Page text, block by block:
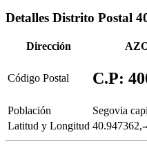
Detalles Distrito Postal
Dirección
Código Postal C.P:
Población
Segovia
Latitud y Longitud